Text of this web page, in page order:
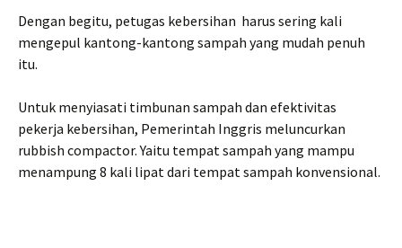
Dengan begitu, petugas kebersihan harus sering kali
mengepul kantong-kantong sampah yang mudah penuh
itu.
Untuk menyiasati timbunan sampah dan efektivitas
pekerja kebersihan, Pemerintah Inggris meluncurkan
rubbish compactor. Yaitu tempat sampah yang mampu
menampung 8 kali lipat dari tempat sampah konvensional.